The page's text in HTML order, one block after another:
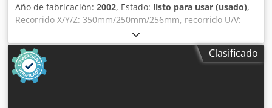
Año de fabricación: 2002, Estado: listo para usar (usado),
Recorrido X/Y/Z: 350mm/250mm/256mm, recorrido U/V:
+/-70mm, ángulo máximo de conicidad: 30°, altura
máxima: 100mm, avance rápido: 900mm/min, dimensiones
máximas de la pieza X/Y/Z: 750mm/550mm/150mm, peso
máximo de la pieza: 200kg, altura máxima de enhebrado:
250mm, fuerza de tracción del hilo: 25N. Dimensiones de
Clasificado